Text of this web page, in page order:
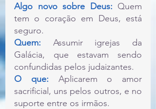
Algo novo sobre Deus: Quem
tem o coração em Deus, está
seguro.
Quem: Assumir igrejas da
Galácia, que estavam sendo
confundidas pelos judaizantes.
O que: Aplicarem o amor
sacrificial, uns pelos outros, e no
suporte entre os irmãos.